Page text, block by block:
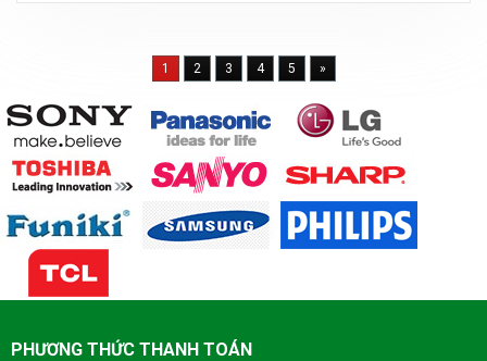
1 2 3 4 5 »
PHƯƠNG THỨC THANH TOÁN